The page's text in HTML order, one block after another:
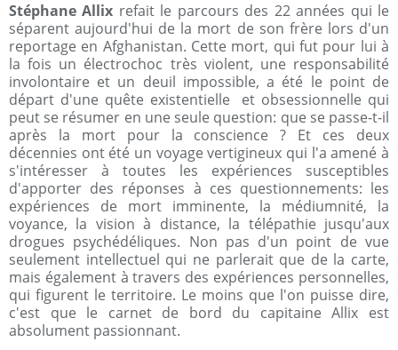
Stéphane Allix refait le parcours des 22 années qui le
séparent aujourd'hui de la mort de son frère lors d'un
reportage en Afghanistan. Cette mort, qui fut pour lui à
la fois un électrochoc très violent, une responsabilité
involontaire et un deuil impossible, a été le point de
départ d'une quête existentielle et obsessionnelle qui
peut se résumer en une seule question: que se passe-t-il
après la mort pour la conscience ? Et ces deux
décennies ont été un voyage vertigineux qui l'a amené à
s'intéresser à toutes les expériences susceptibles
d'apporter des réponses à ces questionnements: les
expériences de mort imminente, la médiumnité, la
voyance, la vision à distance, la télépathie jusqu'aux
drogues psychédéliques. Non pas d'un point de vue
seulement intellectuel qui ne parlerait que de la carte,
mais également à travers des expériences personnelles,
qui figurent le territoire. Le moins que l'on puisse dire,
c'est que le carnet de bord du capitaine Allix est
absolument passionnant.